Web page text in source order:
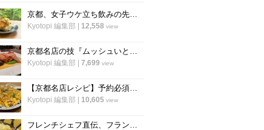
京都、女子ウケ立ち飲みの先駆者「すいば」の人気メニュー『ポテトサラダ』の作り方
Kyotopi 編集部 12,558 view
京都名店の技『ムッシュいとう』の総料理長直伝「チキンステーキ」の焼き方
Kyotopi 編集部 7,699 view
【京都名店レシピ】予約必須店「秋華」直伝 、パラパラ鮭のチャーハン！超簡単！
Kyotopi 編集部 10,605 view
フレンチシェフ直伝、フランスの家庭料理『ジャガイモとミートソースのグラタン』の作り方